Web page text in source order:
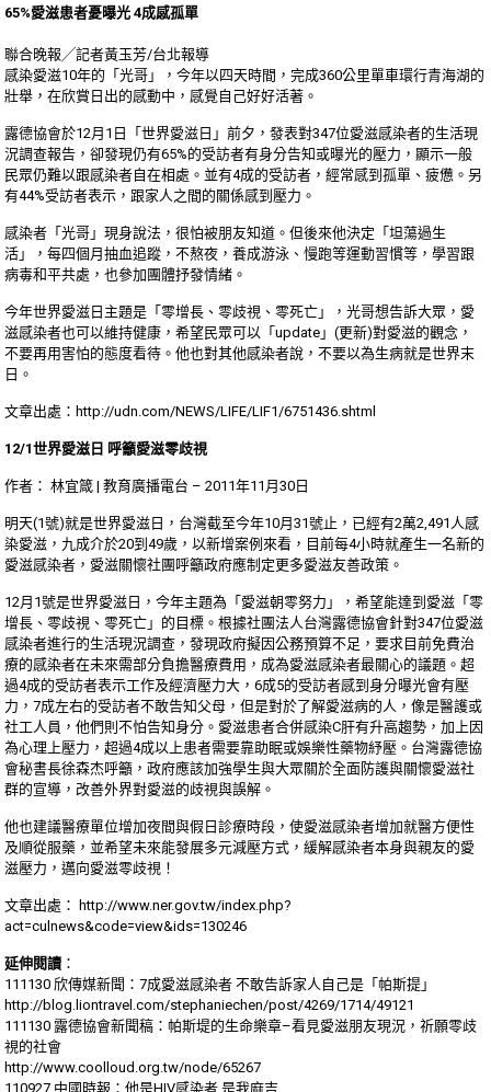
65%愛滋患者憂曝光 4成感孤單
聯合晚報╱記者黃玉芳/台北報導
感染愛滋10年的「光哥」，今年以四天時間，完成360公里單車環行青海湖的
壯舉，在欣賞日出的感動中，感覺自己好好活著。
露德協會於12月1日「世界愛滋日」前夕，發表對347位愛滋感染者的生活現
況調查報告，卻發現仍有65%的受訪者有身分告知或曝光的壓力，顯示一般
民眾仍難以跟感染者自在相處。並有4成的受訪者，經常感到孤單、疲憊。另
有44%受訪者表示，跟家人之間的關係感到壓力。
感染者「光哥」現身說法，很怕被朋友知道。但後來他決定「坦蕩過生
活」，每四個月抽血追蹤，不熬夜，養成游泳、慢跑等運動習慣等，學習跟
病毒和平共處，也參加團體抒發情緒。
今年世界愛滋日主題是「零增長、零歧視、零死亡」，光哥想告訴大眾，愛
滋感染者也可以維持健康，希望民眾可以「update」(更新)對愛滋的觀念，
不要再用害怕的態度看待。他也對其他感染者說，不要以為生病就是世界末
日。
文章出處： http://udn.com/NEWS/LIFE/LIF1/6751436.shtml
12/1世界愛滋日 呼籲愛滋零歧視
作者： 林宜箴 | 教育廣播電台 – 2011年11月30日
明天(1號)就是世界愛滋日，台灣截至今年10月31號止，已經有2萬2,491人感
染愛滋，九成介於20到49歲，以新增案例來看，目前每4小時就產生一名新的
愛滋感染者，愛滋關懷社團呼籲政府應制定更多愛滋友善政策。
12月1號是世界愛滋日，今年主題為「愛滋朝零努力」，希望能達到愛滋「零
增長、零歧視、零死亡」的目標。根據社團法人台灣露德協會針對347位愛滋
感染者進行的生活現況調查，發現政府擬因公務預算不足，要求目前免費治
療的感染者在未來需部分負擔醫療費用，成為愛滋感染者最關心的議題。超
過4成的受訪者表示工作及經濟壓力大，6成5的受訪者感到身分曝光會有壓
力，7成左右的受訪者不敢告知父母，但是對於了解愛滋病的人，像是醫護或
社工人員，他們則不怕告知身分。愛滋患者合併感染C肝有升高趨勢，加上因
為心理上壓力，超過4成以上患者需要靠助眠或娛樂性藥物紓壓。台灣露德協
會秘書長徐森杰呼籲，政府應該加強學生與大眾關於全面防護與關懷愛滋社
群的宣導，改善外界對愛滋的歧視與誤解。
他也建議醫療單位增加夜間與假日診療時段，使愛滋感染者增加就醫方便性
及順從服藥，並希望未來能發展多元減壓方式，緩解感染者本身與親友的愛
滋壓力，邁向愛滋零歧視！
文章出處：
http://www.ner.gov.tw/index.php?
act=culnews&code=view&ids=130246
延伸閱讀 ：
111130 欣傳媒新聞：7成愛滋感染者 不敢告訴家人自己是「帕斯提」
http://blog.liontravel.com/stephaniechen/post/4269/1714/49121
111130 露德協會新聞稿：帕斯堤的生命樂章–看見愛滋朋友現況，祈願零歧
視的社會
http://www.coolloud.org.tw/node/65267
110927 中國時報：他是HIV感染者,是我麻吉